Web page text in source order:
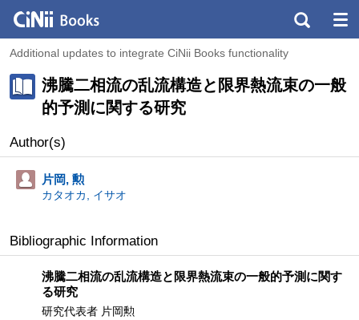
Additional updates to integrate CiNii Books functionality
沸騰二相流の乱流構造と限界熱流束の一般
的予測に関する研究
Author(s)
片岡, 勲
カタオカ, イサオ
Bibliographic Information
沸騰二相流の乱流構造と限界熱流束の一般的予測に関す
る研究
研究代表者 片岡勲